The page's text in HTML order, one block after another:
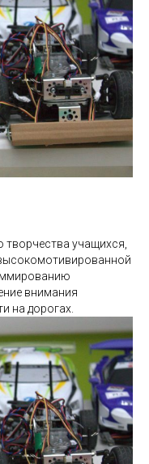
творчества учащихся,
внимания
на дорогах.